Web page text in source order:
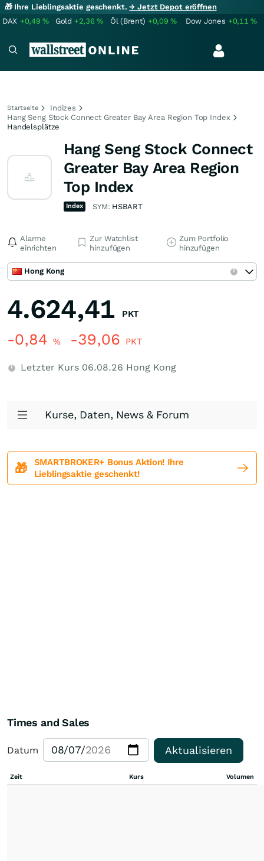
🎁 Ihre Lieblingsaktie geschenkt.→ Jetzt Depot eröffnen
DAX +0,49% Gold +2,36% Öl (Brent) +0,09% Dow Jones +0,11%
Startseite
Indizes
Hang Seng Stock Connect Greater Bay Area Region Top Index
Handelsplätze
Hang Seng Stock Connect
Greater Bay Area Region
Top Index
Index SYM: HSBART
Alarme
einrichten
Zur Watchlist
hinzufügen
Zum Portfolio
hinzufügen
Hong Kong
4.624,41 PKT
-0,84 % -39,06 PKT
Letzter Kurs 06.08.26 Hong Kong
Kurse, Daten, News & Forum
🎁
SMARTBROKER+ Bonus Aktion! Ihre
Lieblingsaktie geschenkt!
Times and Sales
Datum Aktualisieren
Zeit Kurs Volumen